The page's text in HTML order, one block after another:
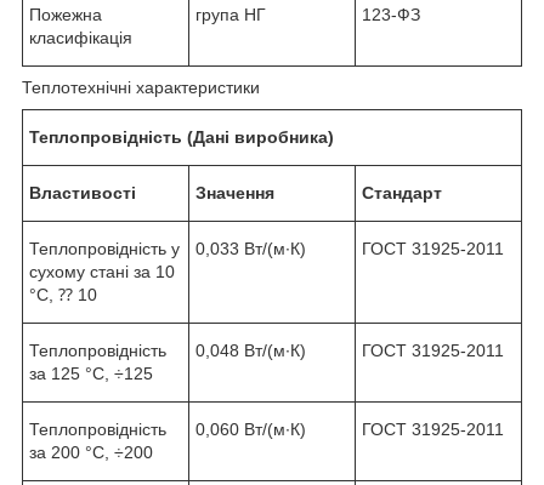
Пожежна
класифікація
група НГ 123-ФЗ
Теплотехнічні характеристики
Теплопровідність (Дані виробника)
Властивості Значення Стандарт
Теплопровідність у
сухому стані за 10
°C, ⁇ 10
0,033 Вт/(м∙К) ГОСТ 31925-2011
Теплопровідність
за 125 °C, ÷125
0,048 Вт/(м∙К) ГОСТ 31925-2011
Теплопровідність
за 200 °C, ÷200
0,060 Вт/(м∙К) ГОСТ 31925-2011